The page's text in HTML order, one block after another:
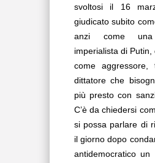
svoltosi il 16
giudicato subito
anzi come una
imperialista di
come aggressore,
dittatore che
più presto con
C’è da chiedersi
si possa parlare di
il giorno dopo
antidemocratico un